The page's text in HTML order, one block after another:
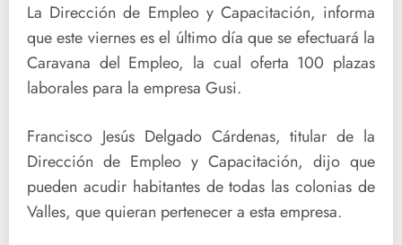
La Dirección de Empleo y Capacitación, informa
que este viernes es el último día que se efectuará la
Caravana del Empleo, la cual oferta 100 plazas
laborales para la empresa Gusi.
Francisco Jesús Delgado Cárdenas, titular de la
Dirección de Empleo y Capacitación, dijo que
pueden acudir habitantes de todas las colonias de
Valles, que quieran pertenecer a esta empresa.